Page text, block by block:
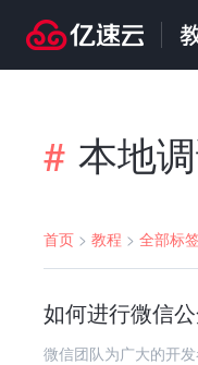
# 本地
首页 > 教程 > 全部标
如何进行微信
微信团队为广大的开